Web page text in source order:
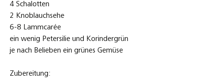
4 Schalotten
2 Knoblauchsehe
6-8 Lammcarée
ein wenig Petersilie und Korindergrün
je nach Belieben ein grünes Gemüse
Zubereitung: